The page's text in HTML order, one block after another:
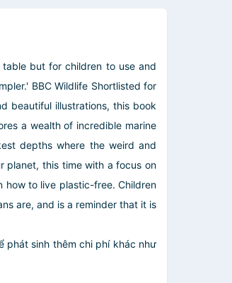
but for children to use and
BBC Wildlife Shortlisted for
beautiful illustrations, this book
a wealth of incredible marine
depths where the weird and
planet, this time with a focus on
how to live plastic-free. Children
are, and is a reminder that it is
phát sinh thêm chi phí khác như